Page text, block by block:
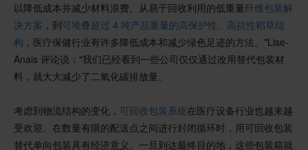
以降低成本并减少材料浪费。从易于回收利用的低重量纤维包装解
决方案 ，到可堆叠超过 4 吨产品重量的高保护性、高抗性稻草结
构 ，医疗保健行业有许多降低成本和减少绿色足迹的方法。"Lise-
Anais 评论说："我们已经看到一些公司仅仅通过改用替代包装材
料，就大大减少了二氧化碳排放量。
考虑到物流结构的变化， 可回收包装系统在医疗设备行业也越来越
受欢迎。在数量有限的配送点之间进行封闭循环时，用可回收包装
替代单向包装具有经济意义。一旦到达最终目的地，这些包装箱就